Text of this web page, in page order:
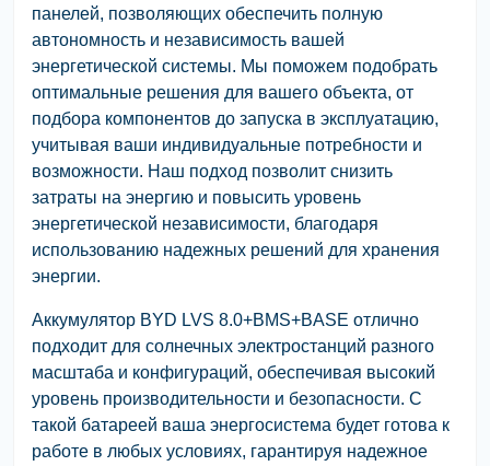
панелей, позволяющих обеспечить полную
автономность и независимость вашей
энергетической системы. Мы поможем подобрать
оптимальные решения для вашего объекта, от
подбора компонентов до запуска в эксплуатацию,
учитывая ваши индивидуальные потребности и
возможности. Наш подход позволит снизить
затраты на энергию и повысить уровень
энергетической независимости, благодаря
использованию надежных решений для хранения
энергии.
Аккумулятор BYD LVS 8.0+BMS+BASE отлично
подходит для солнечных электростанций разного
масштаба и конфигураций, обеспечивая высокий
уровень производительности и безопасности. С
такой батареей ваша энергосистема будет готова к
работе в любых условиях, гарантируя надежное